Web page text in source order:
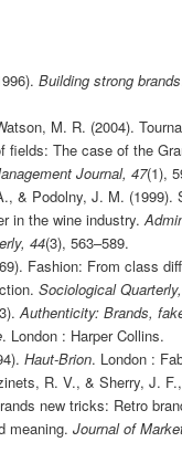
Building strong brands
M. R. (2004).
fields: The case of the
Journal, 47(1),
& Podolny, J. M. (1999).
in the wine industry.
44(3), 563–589.
Fashion: From class
Sociological
Authenticity: Brands,
. London : Harper Collins.
Haut-Brion. London :
R. V., & Sherry, J.
new tricks: Retro
meaning. Journal of